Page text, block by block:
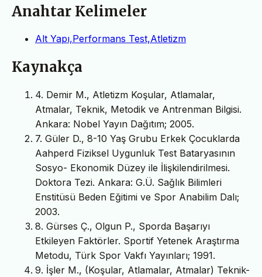
Anahtar Kelimeler
Alt Yapı,Performans Test,Atletizm
Kaynakça
4. Demir M., Atletizm Koşular, Atlamalar,
Atmalar, Teknik, Metodik ve Antrenman Bilgisi.
Ankara: Nobel Yayın Dağıtım; 2005.
7. Güler D., 8-10 Yaş Grubu Erkek Çocuklarda
Aahperd Fiziksel Uygunluk Test Bataryasının
Sosyo- Ekonomik Düzey ile İlişkilendirilmesi.
Doktora Tezi. Ankara: G.Ü. Sağlık Bilimleri
Enstitüsü Beden Eğitimi ve Spor Anabilim Dalı;
2003.
8. Gürses Ç., Olgun P., Sporda Başarıyı
Etkileyen Faktörler. Sportif Yetenek Araştırma
Metodu, Türk Spor Vakfı Yayınları; 1991.
9. İşler M., (Koşular, Atlamalar, Atmalar) Teknik-